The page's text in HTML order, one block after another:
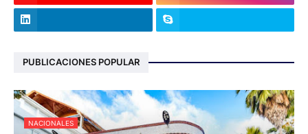
PUBLICACIONES POPULAR
NACIONALES